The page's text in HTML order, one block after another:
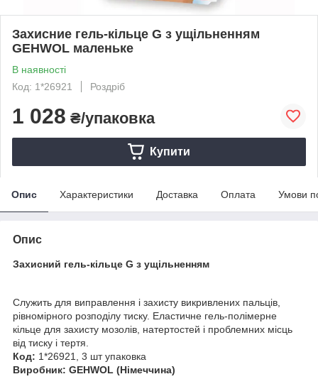
Захисние гель-кільце G з ущільненням
GEHWOL маленьке
В наявності
Код: 1*26921
Роздріб
1 028 ₴/упаковка
Купити
Опис Характеристики Доставка Оплата Умови
Опис
Захисний гель-кільце G з ущільненням
Служить для виправлення і захисту викривлених пальців,
рівномірного розподілу тиску. Еластичне гель-полімерне
кільце для захисту мозолів, натертостей і проблемних місць
від тиску і тертя.
Код: 1*26921, 3 шт упаковка
Виробник: GEHWOL (Німеччина)